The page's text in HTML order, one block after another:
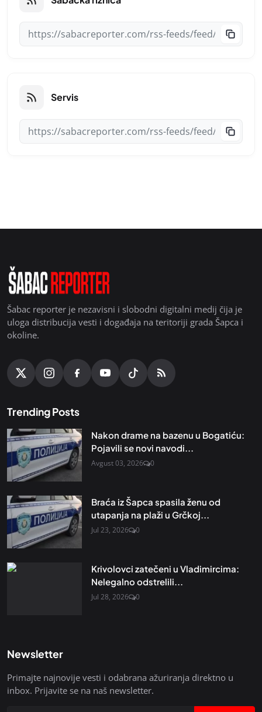
Servis
Šabac reporter je nezavisni i slobodni digitalni medij čija je
uloga distribucija vesti i događaja na teritoriji grada Šapca i
okoline.
Trending Posts
Nakon drame na bazenu u Bogatiću:
Pojavili se novi navodi...
Avgust 03, 2026 0
Braća iz Šapca spasila ženu od
utapanja na plaži u Grčkoj...
Jul 23, 2026 0
Krivolovci zatečeni u Vladimircima:
Nelegalno odstrelili...
Jul 28, 2026 0
Newsletter
Primajte najnovije vesti i odabrana ažuriranja direktno u
inbox. Prijavite se na naš newsletter.